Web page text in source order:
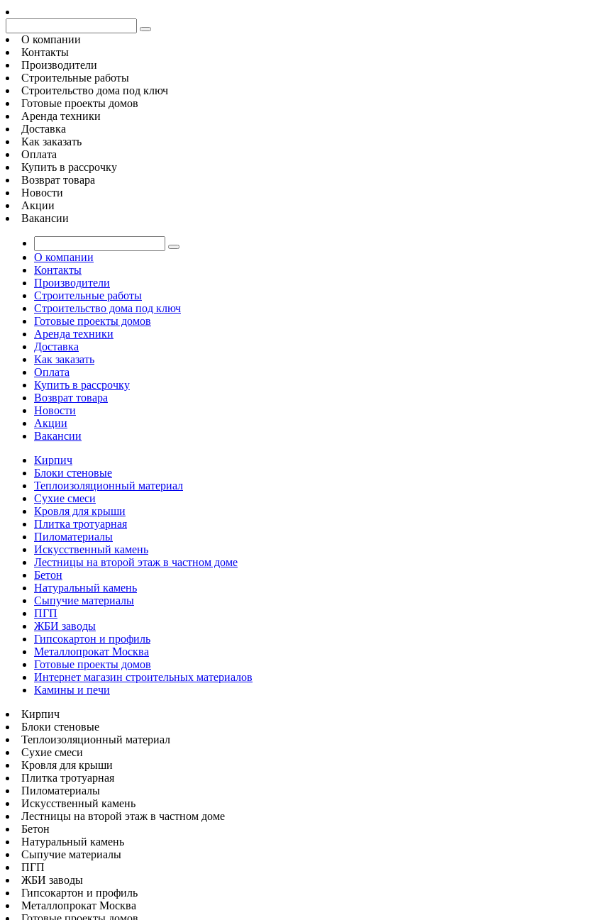
О компании
Контакты
Производители
Строительные работы
Строительство дома под ключ
Готовые проекты домов
Аренда техники
Доставка
Как заказать
Оплата
Купить в рассрочку
Возврат товара
Новости
Акции
Вакансии
О компании
Контакты
Производители
Строительные работы
Строительство дома под ключ
Готовые проекты домов
Аренда техники
Доставка
Как заказать
Оплата
Купить в рассрочку
Возврат товара
Новости
Акции
Вакансии
Кирпич
Блоки стеновые
Теплоизоляционный материал
Сухие смеси
Кровля для крыши
Плитка тротуарная
Пиломатериалы
Искусственный камень
Лестницы на второй этаж в частном доме
Бетон
Натуральный камень
Сыпучие материалы
ПГП
ЖБИ заводы
Гипсокартон и профиль
Металлопрокат Москва
Готовые проекты домов
Интернет магазин строительных материалов
Камины и печи
Кирпич
Блоки стеновые
Теплоизоляционный материал
Сухие смеси
Кровля для крыши
Плитка тротуарная
Пиломатериалы
Искусственный камень
Лестницы на второй этаж в частном доме
Бетон
Натуральный камень
Сыпучие материалы
ПГП
ЖБИ заводы
Гипсокартон и профиль
Металлопрокат Москва